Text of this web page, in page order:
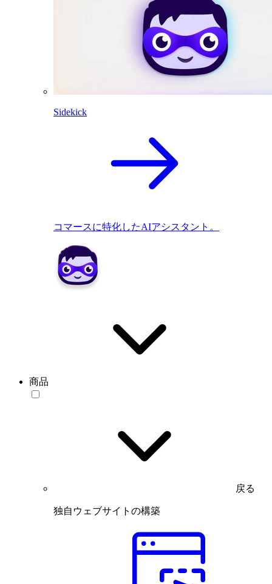
Sidekick
コマースに特化したAIアシスタント。
商品
戻る
独自ウェブサイトの構築